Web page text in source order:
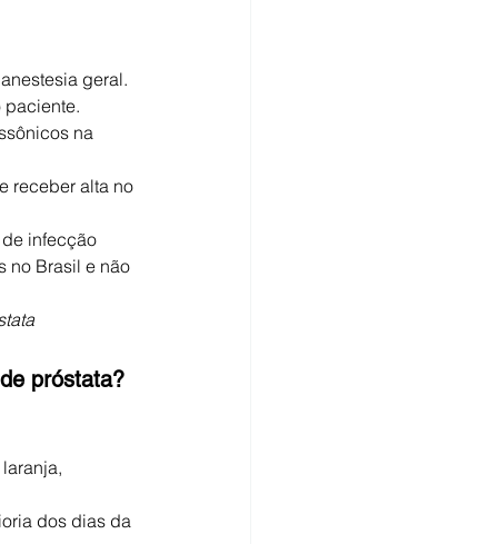
paciente.
na
receber alta no
infecção
no Brasil e não
próstata?
dos dias da